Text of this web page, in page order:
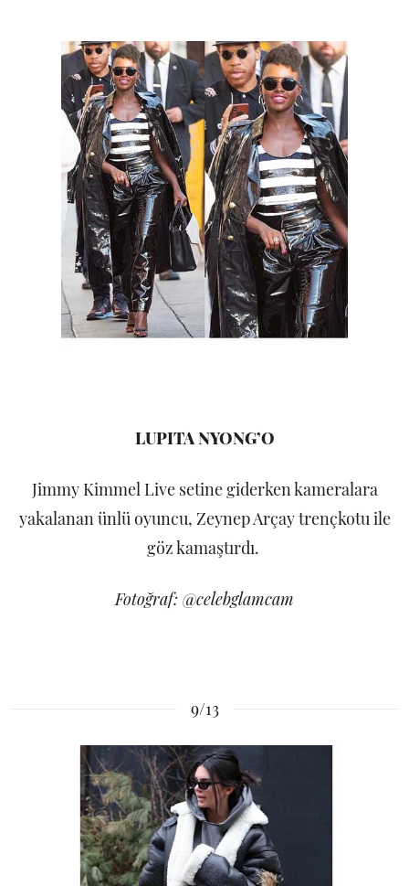
LUPITA NYONG’O
Jimmy Kimmel Live setine giderken kameralara
yakalanan ünlü oyuncu, Zeynep Arçay trençkotu ile
göz kamaştırdı.
Fotoğraf: @celebglamcam
9/13